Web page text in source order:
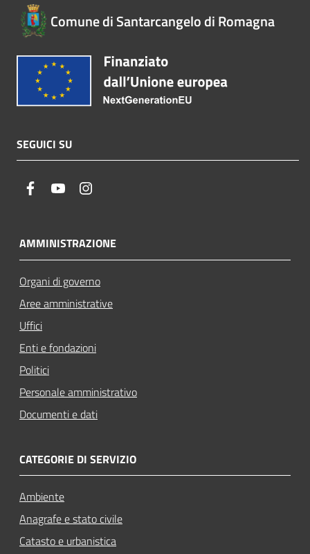
Comune di Santarcangelo di Romagna
SEGUICI SU
facebookyoutube
AMMINISTRAZIONE
Organi di governo
Aree amministrative
Uffici
Enti e fondazioni
Politici
Personale amministrativo
Documenti e dati
CATEGORIE DI SERVIZIO
Ambiente
Anagrafe e stato civile
Catasto e urbanistica